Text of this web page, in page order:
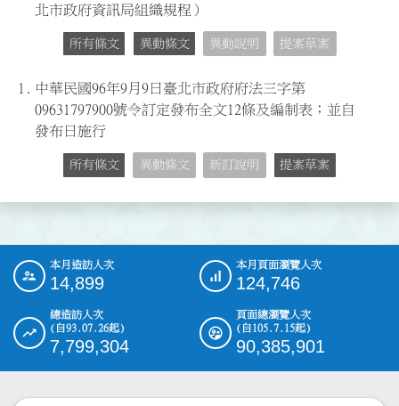
北市政府資訊局組織規程）
所有條文 異動條文 異動說明 提案草案
1. 中華民國96年9月9日臺北市政府府法三字第
09631797900號令訂定發布全文12條及編制表；並自
發布日施行
所有條文 異動條文 新訂說明 提案草案
::: 本月造訪人次
14,899
本月頁面瀏覽人次
124,746
總造訪人次
(自93.07.26起)
7,799,304
頁面總瀏覽人次
(自105.7.15起)
90,385,901